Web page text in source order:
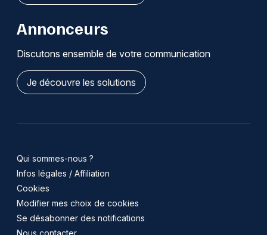
Annonceurs
Discutons ensemble de votre communication
Je découvre les solutions
Qui sommes-nous ?
Infos légales / Affiliation
Cookies
Modifier mes choix de cookies
Se désabonner des notifications
Nous contacter